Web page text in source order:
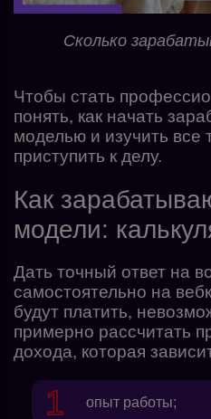
Сколько
Чтобы стать
понять, как начать
моделью и изучить все
приступить к делу.
Как
модели:
Дать точный ответ на
самостоятельно на
будут платить,
примерно рассчитать
дохода, которая
опыт работы;